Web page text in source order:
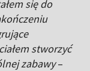
się do
stworzyć
zabawy–